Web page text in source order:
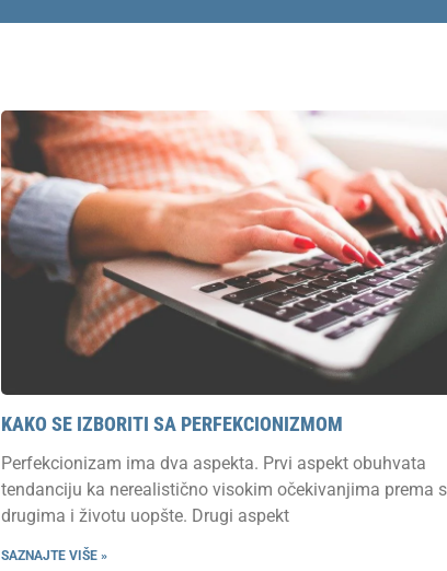
KAKO SE IZBORITI SA PERFEKCIONIZMOM
Perfekcionizam ima dva aspekta. Prvi aspekt obuhvata
tendanciju ka nerealistično visokim očekivanjima prema
drugima i životu uopšte. Drugi aspekt
SAZNAJTE VIŠE »